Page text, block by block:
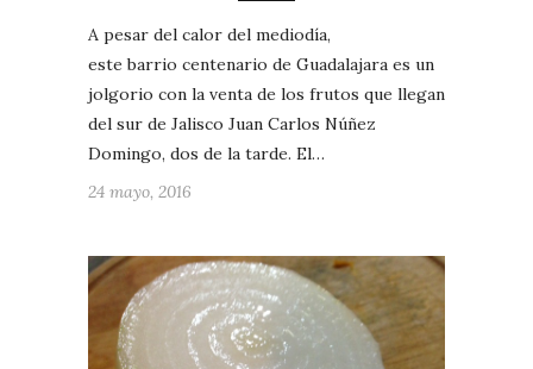
A pesar del calor del mediodía,
este barrio centenario de Guadalajara es un
jolgorio con la venta de los frutos que llegan
del sur de Jalisco Juan Carlos Núñez
Domingo, dos de la tarde. El…
24 mayo, 2016